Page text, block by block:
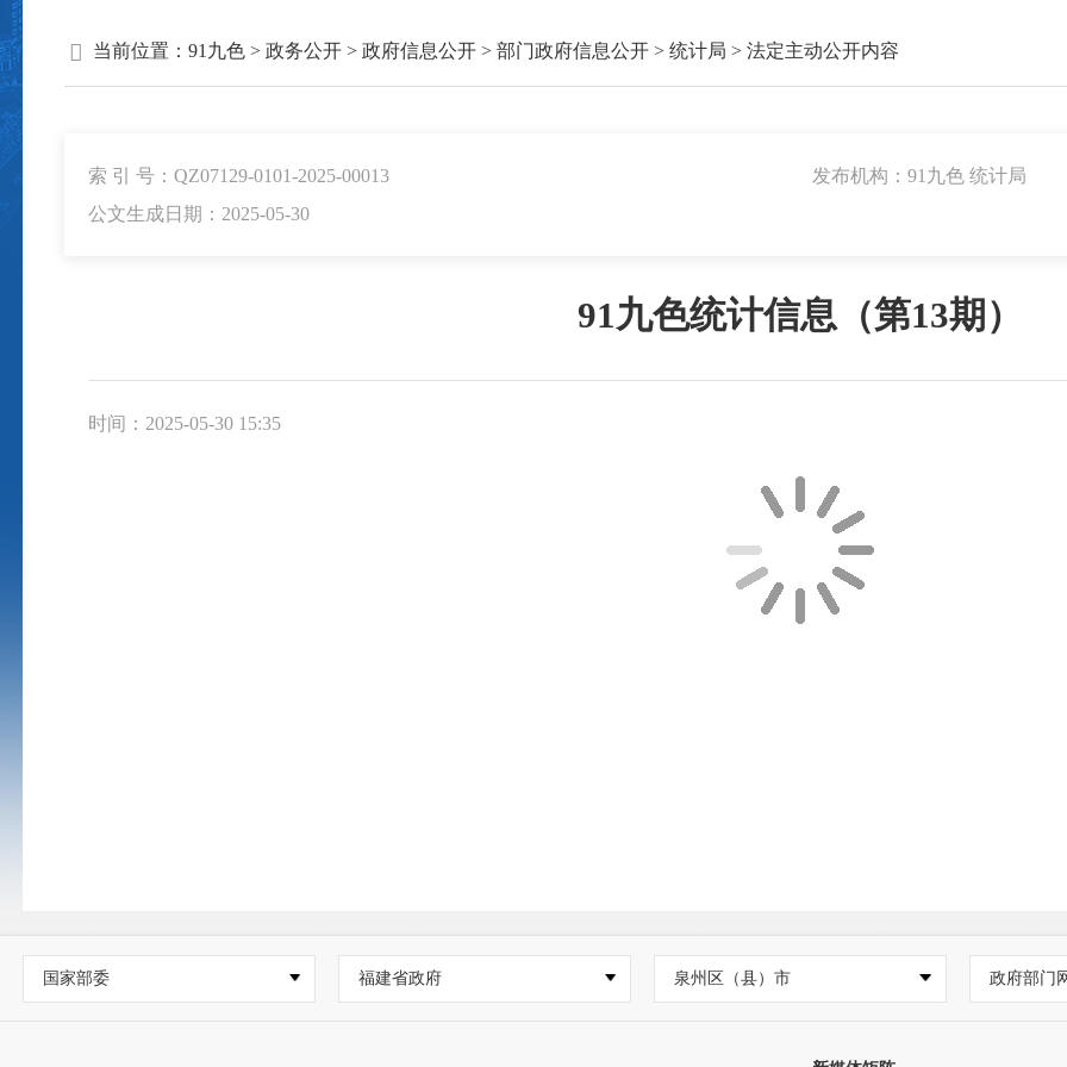
当前位置： 91九色> 政务公开> 政府信息公开> 部门政府信息公开> 统计局 > 法定主动公开内容
索 引 号：QZ07129-0101-2025-00013
发布机构：91九色 统计局
公文生成日期：2025-05-30
91九色统计信息（第13期）
时间：2025-05-30 15:35
国家部委 福建省政府 泉州区（县）市 政府部门